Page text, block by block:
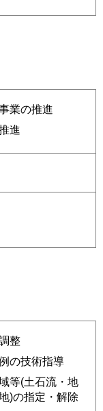
業の推進
進
整
の技術指導
等(土石流・地
)の指定・解除